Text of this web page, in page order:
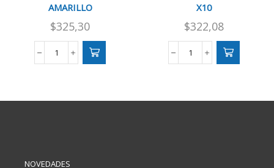
AMARILLO
$325,30
PAPEL
cantidad
X10
$322,08
PAPEL
cantidad
NOVEDADES